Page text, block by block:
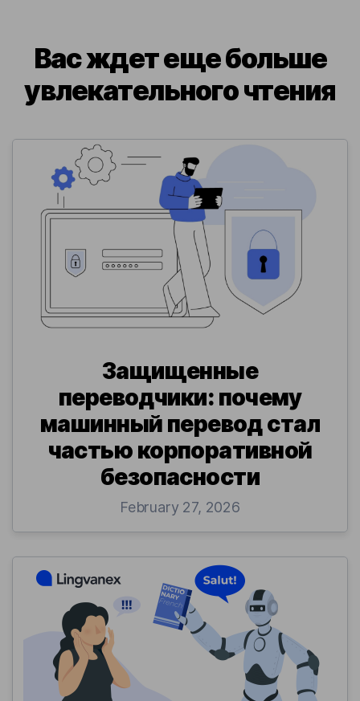
Вас ждет еще больше
увлекательного чтения
Защищенные
переводчики: почему
машинный перевод стал
частью корпоративной
безопасности
February 27, 2026